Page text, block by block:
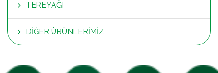
TEREYAĞI
DİĞER ÜRÜNLERİMİZ